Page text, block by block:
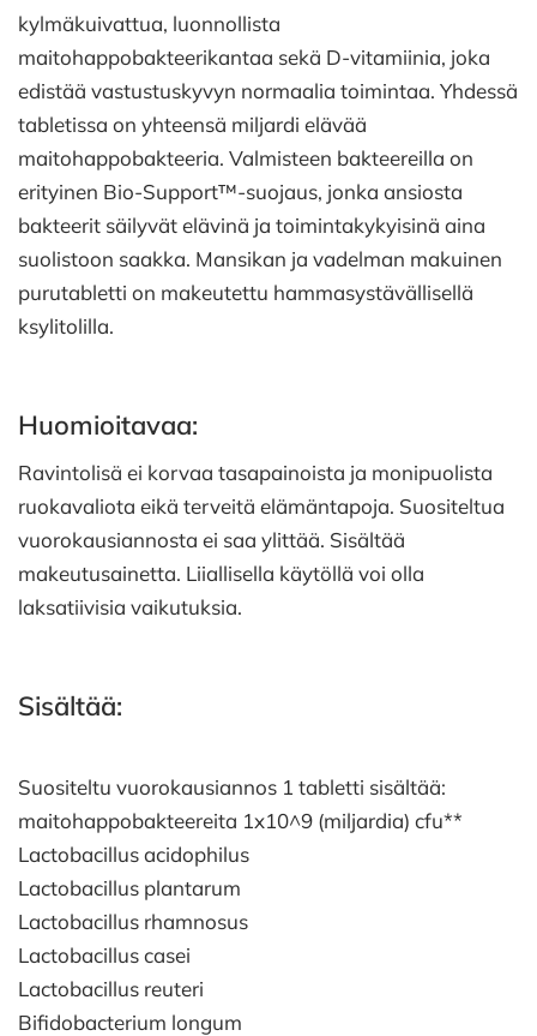
kylmäkuivattua, luonnollista
maitohappobakteerikantaa sekä D-vitamiinia, joka
edistää vastustuskyvyn normaalia toimintaa. Yhdessä
tabletissa on yhteensä miljardi elävää
maitohappobakteeria. Valmisteen bakteereilla on
erityinen Bio-Support™-suojaus, jonka ansiosta
bakteerit säilyvät elävinä ja toimintakykyisinä aina
suolistoon saakka. Mansikan ja vadelman makuinen
purutabletti on makeutettu hammasystävällisellä
ksylitolilla.
Huomioitavaa:
Ravintolisä ei korvaa tasapainoista ja monipuolista
ruokavaliota eikä terveitä elämäntapoja. Suositeltua
vuorokausiannosta ei saa ylittää. Sisältää
makeutusainetta. Liiallisella käytöllä voi olla
laksatiivisia vaikutuksia.
Sisältää:
Suositeltu vuorokausiannos 1 tabletti sisältää:
maitohappobakteereita 1x10^9 (miljardia) cfu**
Lactobacillus acidophilus
Lactobacillus plantarum
Lactobacillus rhamnosus
Lactobacillus casei
Lactobacillus reuteri
Bifidobacterium longum